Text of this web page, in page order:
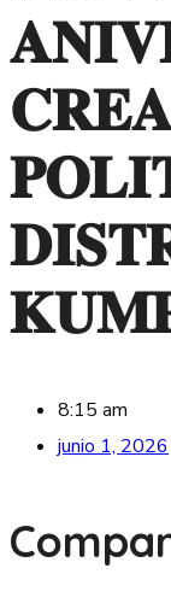
8:15 am
junio 1, 2026